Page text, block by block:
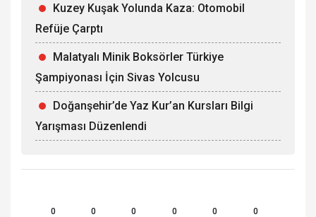
Kuzey Kuşak Yolunda Kaza: Otomobil
Refüje Çarptı
Malatyalı Minik Boksörler Türkiye
Şampiyonası İçin Sivas Yolcusu
Doğanşehir’de Yaz Kur’an Kursları Bilgi
Yarışması Düzenlendi
0 0 0 0 0 0